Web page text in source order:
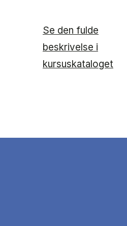
Se den fulde
beskrivelse i
kursuskataloget